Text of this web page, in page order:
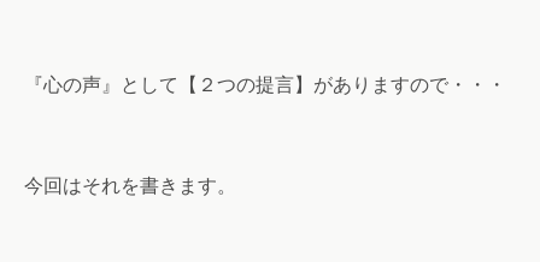
『心の声』として【２つの提言】がありますので・・・
今回はそれを書きます。